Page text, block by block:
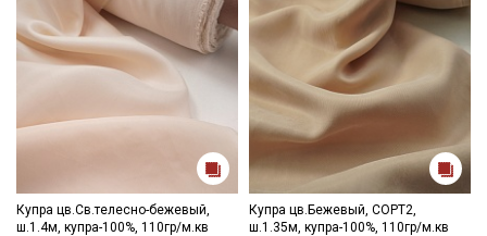
Обратите внимание, что цветопередача на экране может
отличаться от реального цвета ткани в зависимости от
настроек вашего монитора.
Купра цв.Св.телесно-бежевый,
ш.1.4м, купра-100%, 110гр/м.кв
Купра цв.Бежевый, СОРТ2,
ш.1.35м, купра-100%, 110гр/м.кв